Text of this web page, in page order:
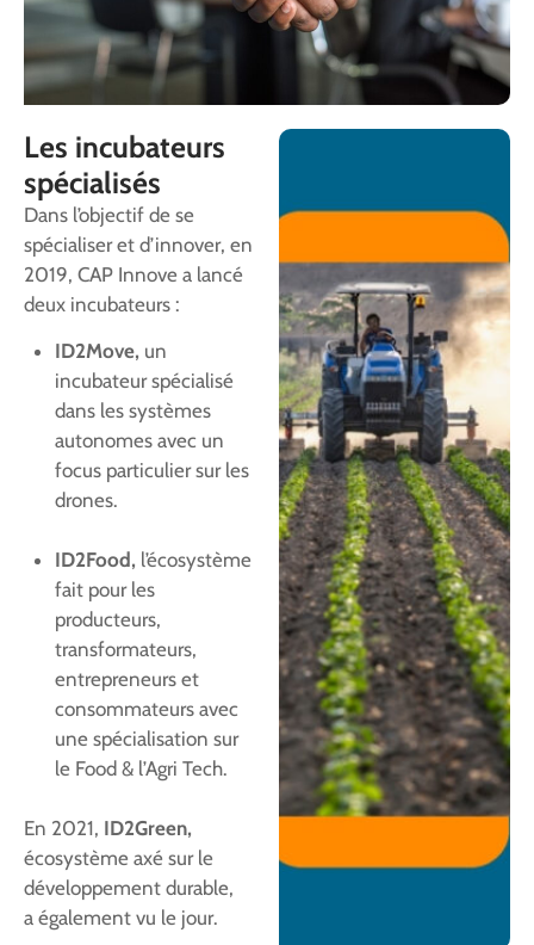
Les incubateurs
spécialisés
Dans l’objectif de se
spécialiser et d’innover, en
2019, CAP Innove a lancé
deux incubateurs :
ID2Move, un
incubateur spécialisé
dans les systèmes
autonomes avec un
focus particulier sur les
drones.
ID2Food, l’écosystème
fait pour les
producteurs,
transformateurs,
entrepreneurs et
consommateurs avec
une spécialisation sur
le Food & l’Agri Tech.
En 2021, ID2Green,
écosystème axé sur le
développement durable,
a également vu le jour.